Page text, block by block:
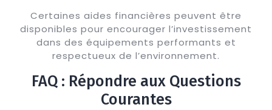
Certaines aides financières peuvent être
disponibles pour encourager l’investissement
dans des équipements performants et
respectueux de l’environnement.
FAQ : Répondre aux Questions
Courantes